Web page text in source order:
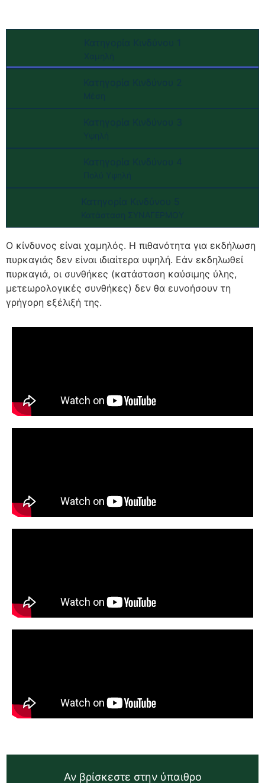
Κατηγορία Κινδύνου 1
Κατηγορία Κινδύνου 2
Κατηγορία Κινδύνου 3
Κατηγορία Κινδύνου 4
Κατηγορία Κινδύνου 5
Κατάσταση ΣΥΝΑΓΕΡΜΟΥ
Ο κίνδυνος είναι χαμηλός. Η πιθανότητα για εκδήλωση
πυρκαγιάς δεν είναι ιδιαίτερα υψηλή. Εάν εκδηλωθεί
πυρκαγιά, οι συνθήκες (κατάσταση καύσιμης ύλης,
μετεωρολογικές συνθήκες) δεν θα ευνοήσουν τη
γρήγορη εξέλιξή της.
Αν βρίσκεστε στην ύπαιθρο